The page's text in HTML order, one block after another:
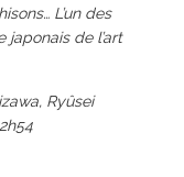
L’un des
de l’art
Ryûsei